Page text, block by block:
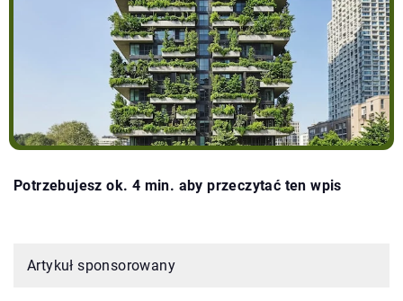
Potrzebujesz ok. 4 min. aby przeczytać ten wpis
Artykuł sponsorowany